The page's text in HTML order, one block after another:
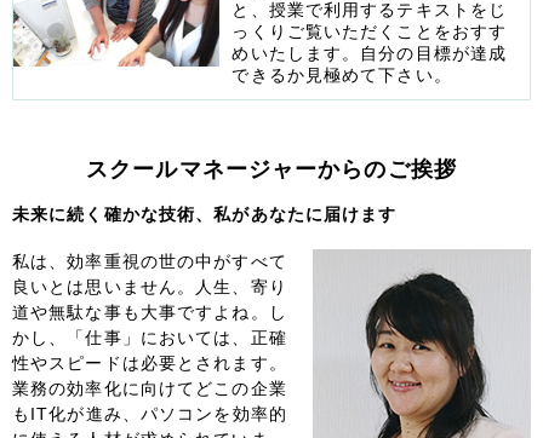
と、授業で利用するテキストをじ
っくりご覧いただくことをおすす
めいたします。自分の目標が達成
できるか見極めて下さい。
スクールマネージャーからのご挨拶
未来に続く確かな技術、私があなたに届けます
私は、効率重視の世の中がすべて
良いとは思いません。人生、寄り
道や無駄な事も大事ですよね。し
かし、「仕事」においては、正確
性やスピードは必要とされます。
業務の効率化に向けてどこの企業
もIT化が進み、パソコンを効率的